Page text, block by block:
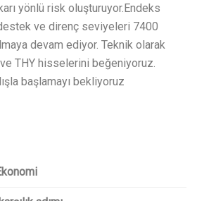
yönlü risk oluşturuyor.Endeks
ve direnç seviyeleri 7400
devam ediyor. Teknik olarak
THY hisselerini beğeniyoruz.
başlamayı bekliyoruz